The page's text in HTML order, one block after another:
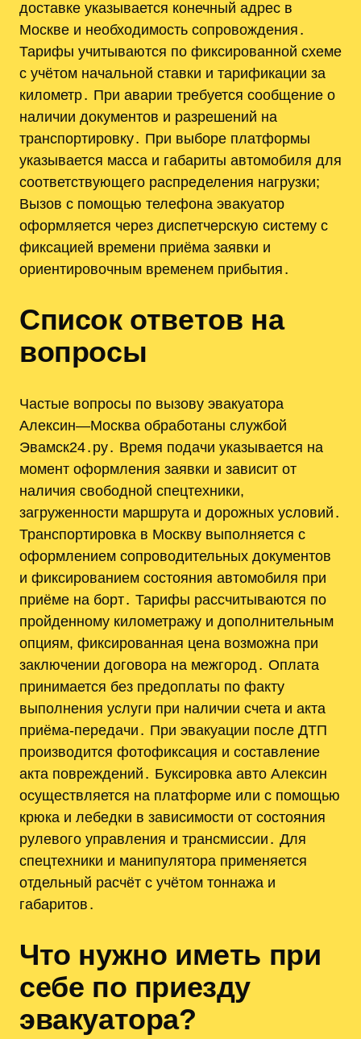
доставке указывается конечный адрес в
Москве и необходимость сопровождения․
Тарифы учитываются по фиксированной схеме
с учётом начальной ставки и тарификации за
километр․ При аварии требуется сообщение о
наличии документов и разрешений на
транспортировку․ При выборе платформы
указывается масса и габариты автомобиля для
соответствующего распределения нагрузки;
Вызов с помощью телефона эвакуатор
оформляется через диспетчерскую систему с
фиксацией времени приёма заявки и
ориентировочным временем прибытия․
Список ответов на
вопросы
Частые вопросы по вызову эвакуатора
Алексин—Москва обработаны службой
Эвамск24․ру․ Время подачи указывается на
момент оформления заявки и зависит от
наличия свободной спецтехники,
загруженности маршрута и дорожных условий․
Транспортировка в Москву выполняется с
оформлением сопроводительных документов
и фиксированием состояния автомобиля при
приёме на борт․ Тарифы рассчитываются по
пройденному километражу и дополнительным
опциям, фиксированная цена возможна при
заключении договора на межгород․ Оплата
принимается без предоплаты по факту
выполнения услуги при наличии счета и акта
приёма-передачи․ При эвакуации после ДТП
производится фотофиксация и составление
акта повреждений․ Буксировка авто Алексин
осуществляется на платформе или с помощью
крюка и лебедки в зависимости от состояния
рулевого управления и трансмиссии․ Для
спецтехники и манипулятора применяется
отдельный расчёт с учётом тоннажа и
габаритов․
Что нужно иметь при
себе по приезду
эвакуатора?